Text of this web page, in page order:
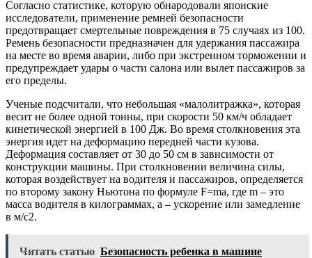
Согласно статистике, которую обнародовали японские
исследователи, применение ремней безопасности
предотвращает смертельные повреждения в 75 случаях из 100.
Ремень безопасности предназначен для удержания пассажира
на месте во время аварии, либо при экстренном торможении и
предупреждает удары о части салона или вылет пассажиров за
его пределы.
Ученые подсчитали, что небольшая «малолитражка», которая
весит не более одной тонны, при скорости 50 км/ч обладает
кинетической энергией в 100 Дж. Во время столкновения эта
энергия идет на деформацию передней части кузова.
Деформация составляет от 30 до 50 см в зависимости от
конструкции машины. При столкновении величина силы,
которая воздействует на водителя и пассажиров, определяется
по второму закону Ньютона по формуле F=ma, где m – это
масса водителя в килограммах, а – ускорение или замедление
в м/с2.
Читать статью Безопасность ребенка в машине